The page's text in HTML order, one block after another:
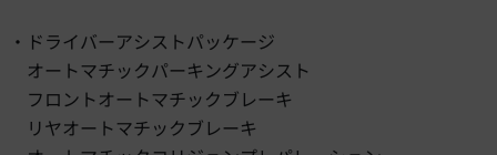
・ドライバーアシストパッケージ
オートマチックパーキングアシスト
フロントオートマチックブレーキ
リヤオートマチックブレーキ